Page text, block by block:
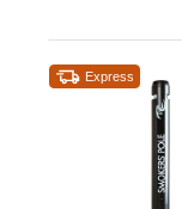
Express